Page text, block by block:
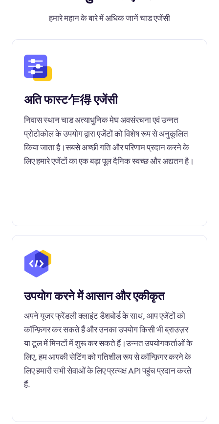
हमारे महान के बारे में अधिक जानें चाड एजेंसी
अति फास्ट乍得 एजेंसी
निवास स्थान चाड अत्याधुनिक मेघ अवसंरचना एवं उन्नत
प्रोटोकोल के उपयोग द्वारा एजेंटों को विशेष रूप से अनुकूलित
किया जाता है।सबसे अच्छी गति और परिणाम प्रदान करने के
लिए हमारे एजेंटों का एक बड़ा पूल दैनिक स्वच्छ और अद्यतन है।
उपयोग करने में आसान और एकीकृत
अपने यूजर फ्रेंडली क्लाइंट डैशबोर्ड के साथ, आप एजेंटों को
कॉन्फ़िगर कर सकते हैं और उनका उपयोग किसी भी ब्राउज़र
या टूल में मिनटों में शुरू कर सकते हैं।उन्नत उपयोगकर्ताओं के
लिए, हम आपकी सेटिंग को गतिशील रूप से कॉन्फ़िगर करने के
लिए हमारी सभी सेवाओं के लिए प्रत्यक्ष API पहुंच प्रदान करते
हैं.